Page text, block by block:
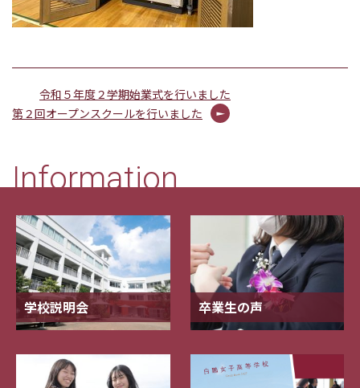
令和５年度２学期始業式を行いました
第２回オープンスクールを行いました
Information
学校説明会 卒業生の声